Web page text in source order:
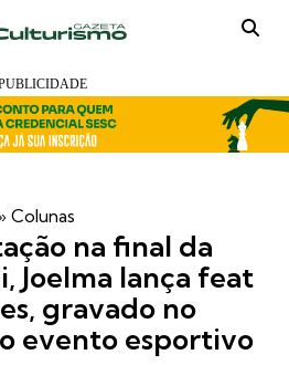
Colunas
na final da
Joelma lança feat
gravado no
evento esportivo